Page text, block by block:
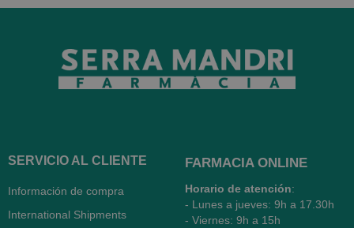
SERVICIO AL CLIENTE
Información de compra
International Shipments
FARMACIA ONLINE
Horario de atención:
- Lunes a jueves: 9h a 17.30h
- Viernes: 9h a 15h